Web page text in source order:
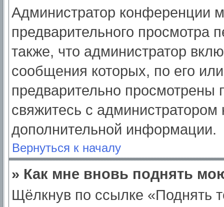
Администратор конференции
предварительного просмотра
также, что администратор
сообщения которых, по его
предварительно просмотрены
свяжитесь с
дополнительной информации.
Вернуться к началу
» Как мне вновь поднять
Щёлкнув по ссылке «Поднять